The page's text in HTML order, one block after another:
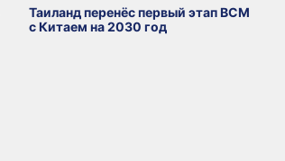
Таиланд перенёс первый этап ВСМ
с Китаем на 2030 год